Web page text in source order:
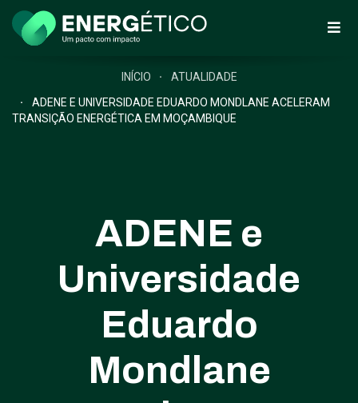
INÍCIO
ATUALIDADE
ADENE E UNIVERSIDADE EDUARDO MONDLANE ACELERAM
TRANSIÇÃO ENERGÉTICA EM MOÇAMBIQUE
ADENE e
Universidade
Eduardo
Mondlane